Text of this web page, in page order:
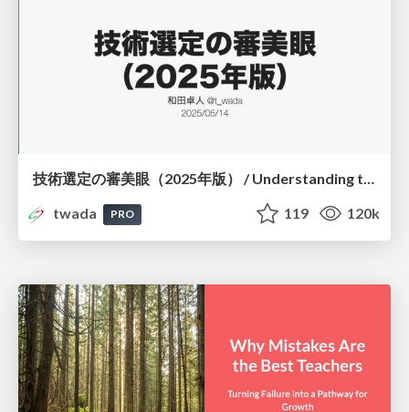
技術選定の審美眼（2025年版） / Understanding the Spiral of Technologies 2025 edition
twada
PRO 119 120k